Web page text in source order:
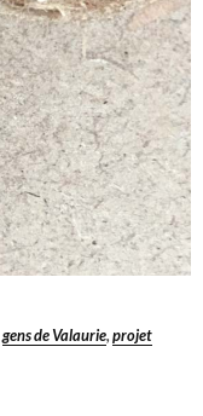
gens de Valaurie,projet